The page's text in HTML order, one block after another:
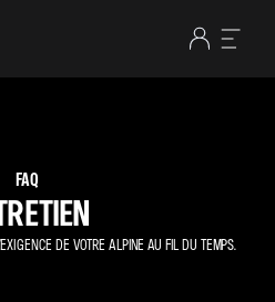
FAQ
DE VOTRE ALPINE AU FIL DU TEMPS.